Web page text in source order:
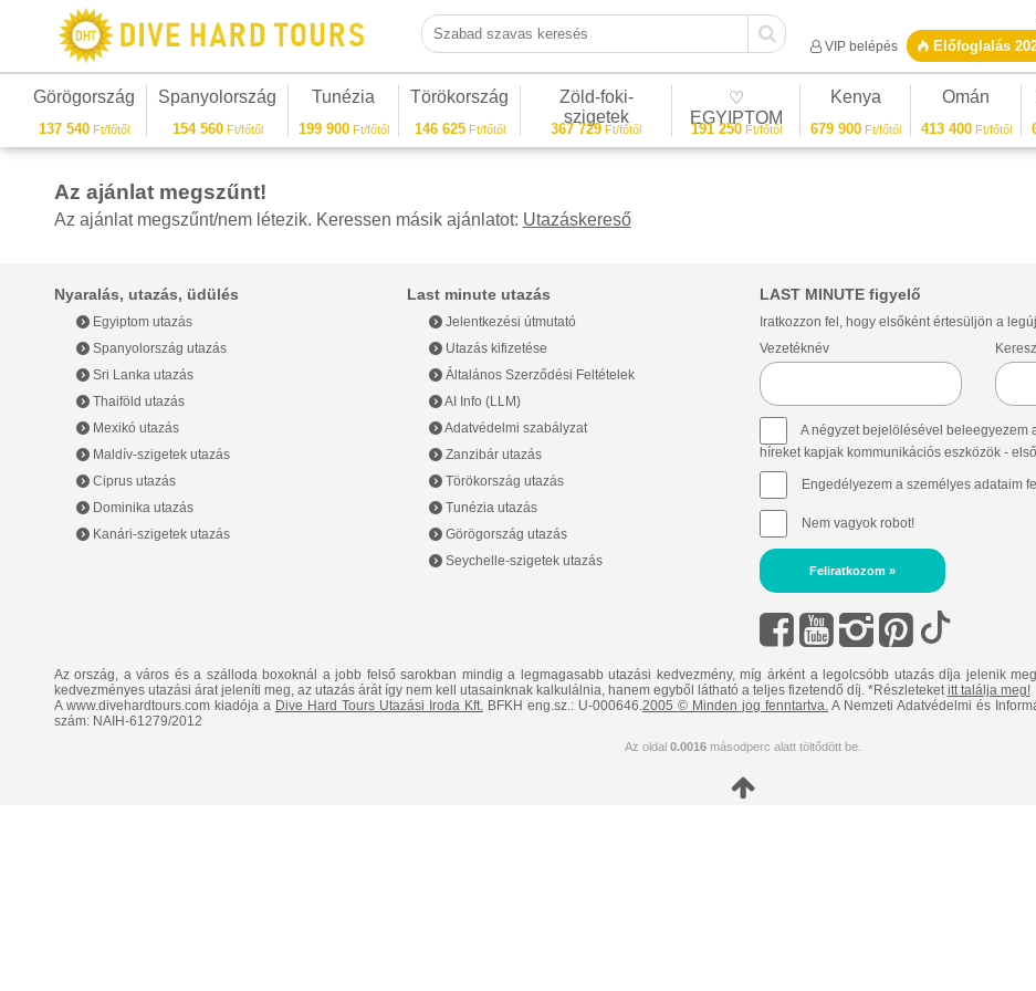
Szabad szavas keresés
VIP belépés
Előfoglalás
Görögország
137 540 Ft/főtől
Spanyolország
154 560Ft/főtől
Tunézia
199 900Ft/főtől
Törökország
146 625Ft/főtől
Zöld-foki-
szigetek
367 729 Ft/főtől
♡
EGYIPTOM
191 250Ft/főtől
Kenya
679 900Ft/főtől
Omán
413 400Ft/főtől
Az ajánlat megszűnt!
Az ajánlat megszűnt/nem létezik. Keressen másik ajánlatot: Utazáskereső
LAST MINUTE figyelő
Iratkozzon fel, hogy elsőként értesüljön a
Vezetéknév
A négyzet bejelölésével beleegyezem
híreket kapjak kommunikációs eszközök -
Engedélyezem a személyes adataim
Nem vagyok robot!
Feliratkozom »
Last minute utazás
Jelentkezési útmutató
Utazás kifizetése
Általános Szerződési Feltételek
AI Info (LLM)
Adatvédelmi szabályzat
Zanzibár utazás
Törökország utazás
Tunézia utazás
Görögország utazás
Seychelle-szigetek utazás
Nyaralás, utazás, üdülés
Egyiptom utazás
Spanyolország utazás
Sri Lanka utazás
Thaiföld utazás
Mexikó utazás
Maldív-szigetek utazás
Ciprus utazás
Dominika utazás
Kanári-szigetek utazás
Az ország, a város és a szálloda boxoknál a jobb felső sarokban mindig a legmagasabb utazási kedvezmény, míg árként a legolcsóbb utazás díja jelenik
kedvezményes utazási árat jeleníti meg, az utazás árát így nem kell utasainknak kalkulálnia, hanem egyből látható a teljes fizetendő díj. *Részleteketitt találja meg!
A www.divehardtours.com kiadója a Dive Hard Tours Utazási Iroda Kft.BFKH eng.sz.: U-000646.2005 © Minden jog fenntartva. A Nemzeti Adatvédelmi és
szám: NAIH-61279/2012
Az oldal 0.0016másodperc alatt töltődött be.